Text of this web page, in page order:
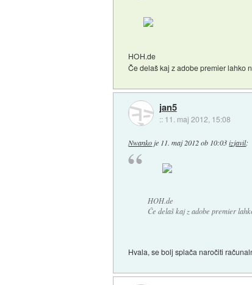
HOH.de
Če delaš kaj z adobe premier lahko
jan5
:: 11. maj 2012, 15:08
Nwanko je 11. maj 2012 ob 10:03 izjavil:
HOH.de
Če delaš kaj z adobe premier
Hvala, se bolj splača naročiti